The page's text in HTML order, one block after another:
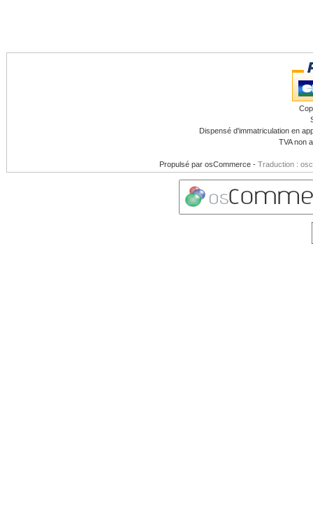
Dispensé d'immatriculation en
TVA non
Propulsé par osCommerce - Traduction :